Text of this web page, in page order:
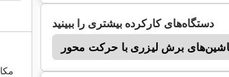
دستگاه‌های کارکرده بیشتری را ببینید